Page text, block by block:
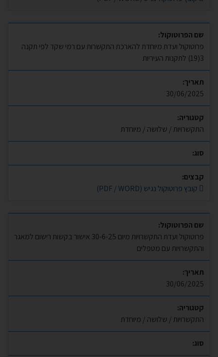
שם הפרוטוקול:
פרוטוקול ועדת מיוחדת להארכת התקשרות עם רמי שקד לפי תקנה
3(19) לתקנות העיריות
תאריך:
30/06/2025
קטגוריה:
התקשרויות / שלושה / מיוחדת
סוג:
קבצים:
קובץ פרוטוקול נגיש (PDF / WORD)
שם הפרוטוקול:
פרוטוקול ועדת התקשרויות מיום 30-6-25 אישור בקשות רישום למאגר
והתקשרויות עם מטפלים
תאריך:
30/06/2025
קטגוריה:
התקשרויות / שלושה / מיוחדת
סוג: